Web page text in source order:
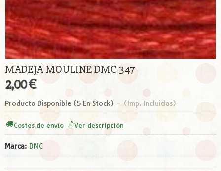
MADEJA MOULINE DMC 347
2,00 €
Producto Disponible (5 En Stock) - (Imp. Incluidos)
Costes de envío Ver descripción
Marca: DMC